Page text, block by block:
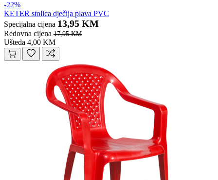
-22%
KETER stolica dječija plava PVC
Specijalna cijena 13,95 KM
Redovna cijena 17,95 KM
Ušteda 4,00 KM